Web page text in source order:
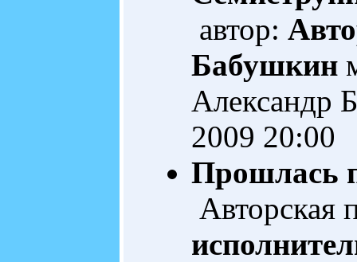
автор:
Бабушкин
Александр
2009 20:00
Прошлась
Авторская